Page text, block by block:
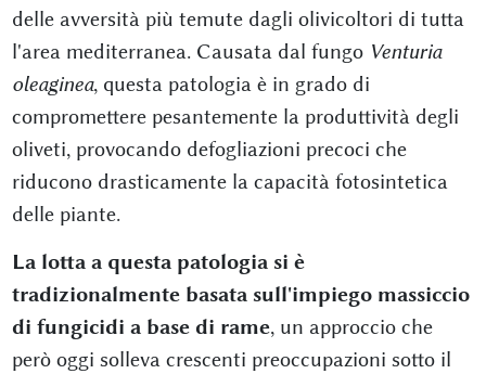
delle avversità più temute dagli olivicoltori di tutta
l'area mediterranea. Causata dal fungo Venturia
oleaginea, questa patologia è in grado di
compromettere pesantemente la produttività degli
oliveti, provocando defogliazioni precoci che
riducono drasticamente la capacità fotosintetica
delle piante.
La lotta a questa patologia si è
tradizionalmente basata sull'impiego massiccio
di fungicidi a base di rame, un approccio che
però oggi solleva crescenti preoccupazioni sotto il